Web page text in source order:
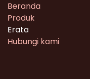
Beranda
Produk
Erata
Hubungi kami